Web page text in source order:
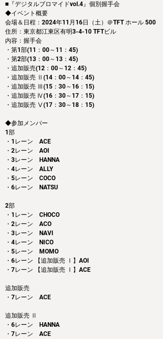
■『デジタルブロマイドvol.4』個別握手会
◆イベント概要
会場＆日程：2024年11月16日（土）＠TFT ホール 500
住所：東京都江東区有明3-4-10 TFTビル
内容：握手会
・第1部(11：00～11：45)
・第2部(13：00～13：45)
・追加販売(12：00～12：45)
・追加販売 Ⅱ(14：00～14：45)
・追加販売 Ⅲ(15：30～16：15)
・追加販売 Ⅳ(16：30～17：15)
・追加販売 Ⅴ(17：30～18：15)
◆参加メンバー
1部
・1レーン　ACE
・2レーン　AOI
・3レーン　HANNA
・4レーン　ALLY
・5レーン　COCO
・6レーン　NATSU
2部
・1レーン　CHOCO
・2レーン　ACO
・3レーン　NAVI
・4レーン　NICO
・5レーン　MOMO
・6レーン 【追加販売 Ⅰ】AOI
・7レーン 【追加販売 Ⅰ】ACE
追加販売
・7レーン　ACE
追加販売 Ⅱ
・6レーン　HANNA
・7レーン　ACE